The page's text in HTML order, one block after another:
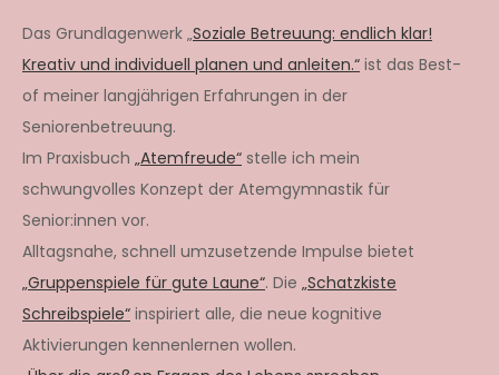
Das Grundlagenwerk „Soziale Betreuung: endlich klar!
Kreativ und individuell planen und anleiten.“ ist das Best-
of meiner langjährigen Erfahrungen in der
Seniorenbetreuung.
Im Praxisbuch „Atemfreude“ stelle ich mein
schwungvolles Konzept der Atemgymnastik für
Senior:innen vor.
Alltagsnahe, schnell umzusetzende Impulse bietet
„Gruppenspiele für gute Laune“. Die „Schatzkiste
Schreibspiele“ inspiriert alle, die neue kognitive
Aktivierungen kennenlernen wollen.